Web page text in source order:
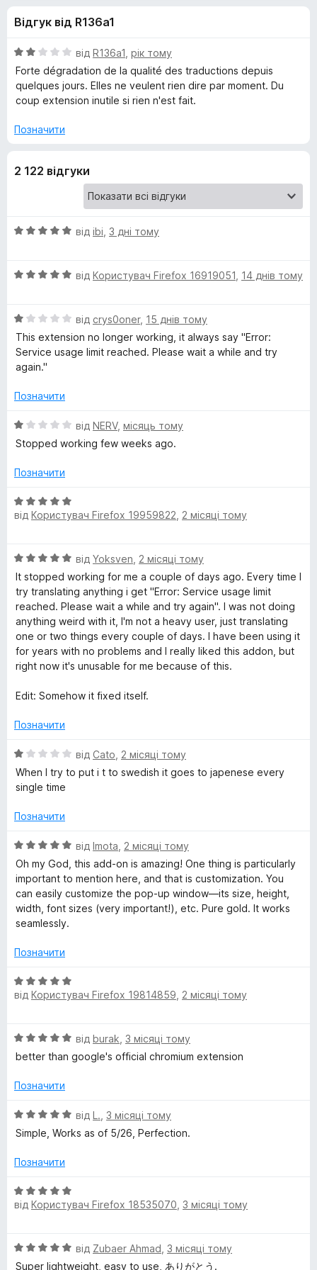
o
x
и
д
л
я
S
i
l
e
T
a
n
s
l
a
t
e
Відгук від R136a1
О
ц
н
а
5
від R136a1 рік тому
Forte dégradation de la qualité des traductions depuis
quelques jours. Elles ne veulent rien dire par moment. Du
coup extension inutile si rien n'est fait.
Позначити
2 122 відгуки
О
н
5
з
5
від ibi 3 дні тому
О
н
к
а
5
5
від Користувач Firefox 16919051 14 днів тому
О
ц
н
а
з
5
від crys0oner, 15 днів тому
This extension no longer working, it always say "Error:
Service usage limit reached. Please wait a while and try
again."
Позначити
О
ц
н
а
1
від NERV, місяць тому
Stopped working few weeks ago.
Позначити
О
ц
к
а
5
з
5
від Користувач Firefox 19959822 2 місяці тому
О
ц
н
к
а
5
з
від Yoksven 2 місяці тому
It stopped working for me a couple of days ago. Every time I
try translating anything i get "Error: Service usage limit
reached. Please wait a while and try again". I was not doing
anything weird with it, I'm not a heavy user, just translating
one or two things every couple of days. I have been using it
for years with no problems and I really liked this addon, but
right now it's unusable for me because of this.
Edit: Somehow it fixed itself.
Позначити
О
ц
к
1
з
5
від Cato 2 місяці тому
When I try to put i t to swedish it goes to japenese every
single time
Позначити
О
ц
н
к
а
з
від Imota 2 місяці тому
Oh my God, this add-on is amazing! One thing is particularly
important to mention here, and that is customization. You
can easily customize the pop-up window—its size, height,
width, font sizes (very important!), etc. Pure gold. It works
seamlessly.
Позначити
О
ц
к
а
з
від Користувач Firefox 19814859 2 місяці тому
О
ц
н
а
5
5
від burak 3 місяці тому
better than google's official chromium extension
Позначити
О
ц
н
а
5
від L. 3 місяці тому
Simple, Works as of 5/26, Perfection.
Позначити
О
ц
к
а
від Користувач Firefox 18535070 3 місяці тому
О
ц
від Zubaer Ahmad 3 місяці тому
Super lightweight, easy to use, ありがとう.